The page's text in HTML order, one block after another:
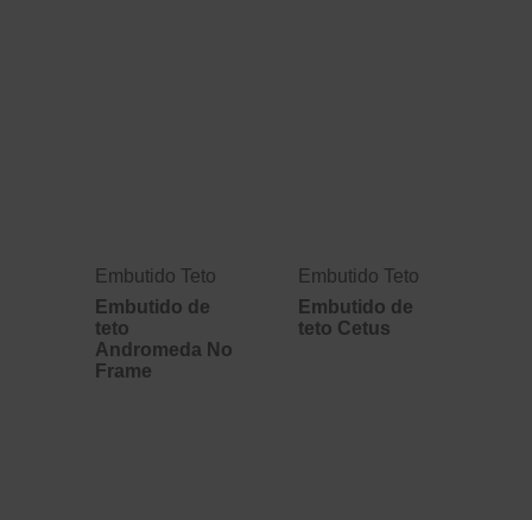
Embutido Teto
Embutido de
teto
Andromeda No
Frame
Embutido Teto
Embutido de
teto Cetus